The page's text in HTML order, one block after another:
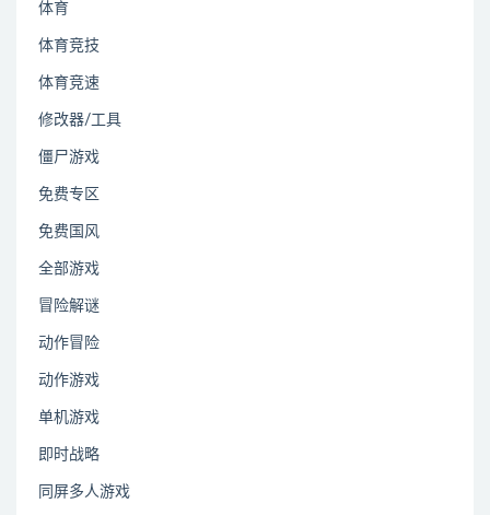
体育
体育竞技
体育竞速
修改器/工具
僵尸游戏
免费专区
免费国风
全部游戏
冒险解谜
动作冒险
动作游戏
单机游戏
即时战略
同屏多人游戏